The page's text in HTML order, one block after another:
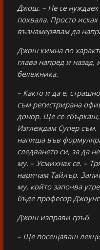
Джош. – Не се нуждаех
похвала. Просто
възнамерявам да
Джош кимна по
глава напред и назад,
бележника.
– Както и да е,
съм регистрирана
донор. Ще се
Изглеждам Супер съм.
напиша във
следването си, за да
му. – Усмихнах се. –
наричам Тайлър.
му, който започва
бъде професор
Джош изправи гръб.
– Ще посещаваш